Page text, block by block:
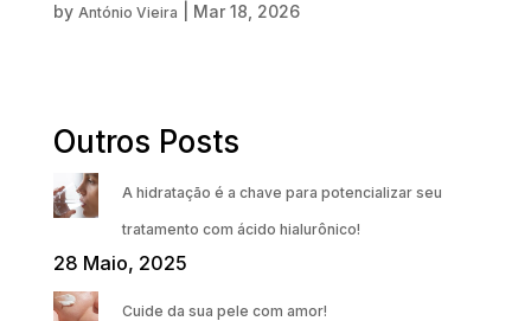
by António Vieira Mar 18, 2026
Outros Posts
A hidratação é a chave para potencializar seu
tratamento com ácido hialurônico!
28 Maio, 2025
Cuide da sua pele com amor!